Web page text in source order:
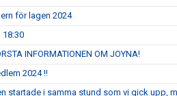
för lagen 2024
18:30
INFORMATIONEN OM JOYNA!
2024 !!
startade i samma stund som vi gick upp,